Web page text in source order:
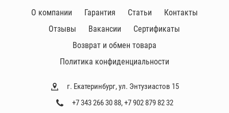
г. Екатеринбург, ул. Энтузиастов 15
+7 343 266 30 88,+7 902 879 82 32
О компании Гарантия Статьи
Контакты
Отзывы
Вакансии
Сертификаты
Возврат и обмен товара
Политика конфиденциальности